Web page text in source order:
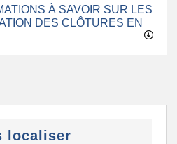
À SAVOIR SUR LES
DES CLÔTURES EN
localiser